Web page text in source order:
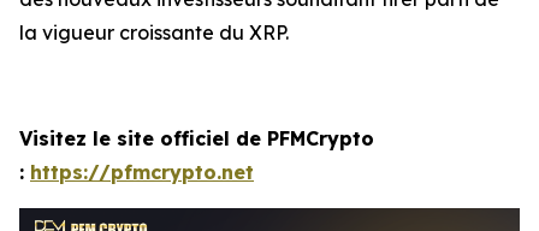
la vigueur croissante du XRP.
Visitez le site officiel de PFMCrypto
: https://pfmcrypto.net